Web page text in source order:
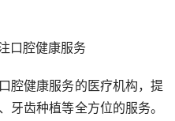
口腔健康服务
腔健康服务的医疗机构，提
牙齿种植等全方位的服务。